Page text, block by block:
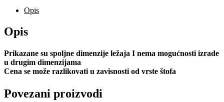
Opis
Opis
Prikazane su spoljne dimenzije ležaja I nema mogućnosti izrade
u drugim dimenzijama
Cena se može razlikovati u zavisnosti od vrste štofa
Povezani proizvodi